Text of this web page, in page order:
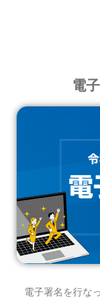
電
電子署名を行な